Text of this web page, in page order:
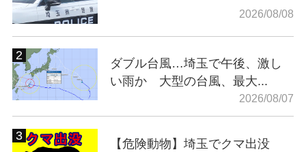
2026/08/08
ダブル台風…埼玉で午後、激し
い雨か 大型の台風、最大...
2026/08/07
【危険動物】埼玉でクマ出没